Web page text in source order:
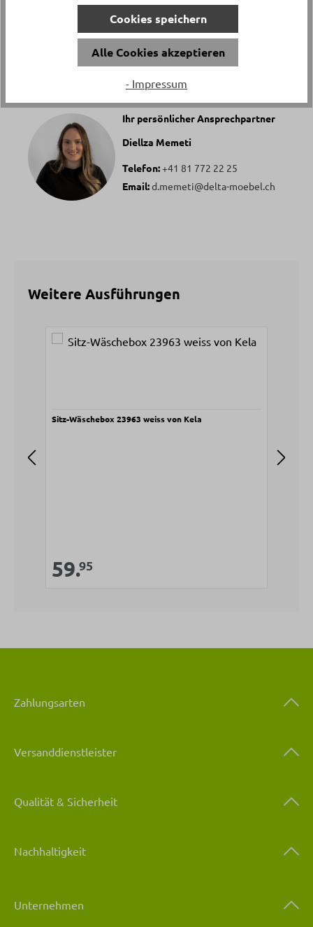
Haben Sie Fragen zu diesem Produkt?
Ihr persönlicher Ansprechpartner
Diellza Memeti
Telefon:+41 81 772 22 25
Email:d.memeti@delta-moebel.ch
Weitere Ausführungen
Produktgalerie überspringen
Sitz-Wäschebox 23963 weiss von Kela
Verkaufspreis:
59.95
Zahlungsarten
Versanddienstleister
Qualität & Sicherheit
Nachhaltigkeit
Unternehmen
Cookies speichern
Alle Cookies akzeptieren
- Impressum